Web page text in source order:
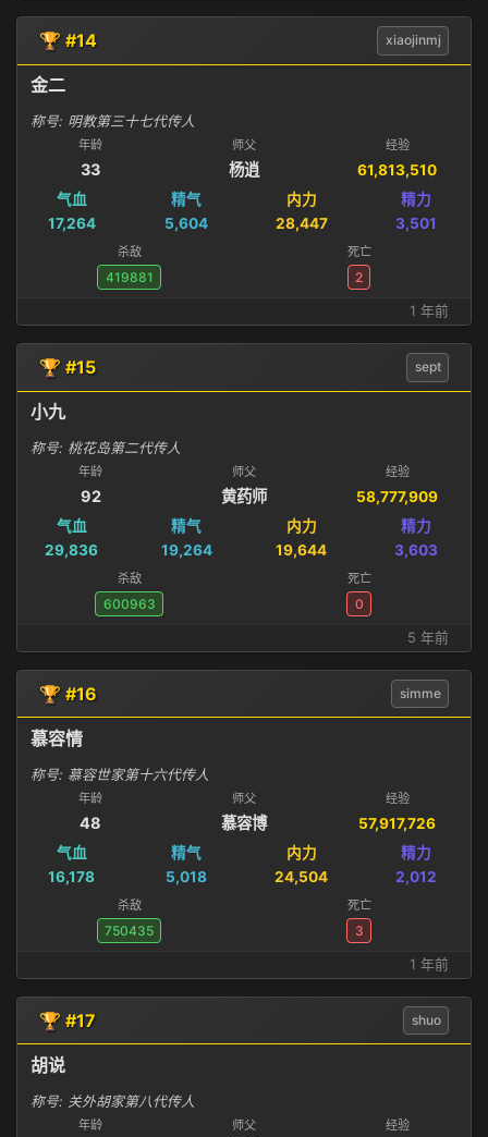
🏆 #14 xiaojinmj
金二
称号: 明教第三十七代传人
年龄
33
师父
杨逍
经验
61,813,510
气血
17,264
精气
5,604
内力
28,447
精力
3,501
杀敌
419881
死亡
2
1 年前
🏆 #15 sept
小九
称号: 桃花岛第二代传人
年龄
92
师父
黄药师
经验
58,777,909
气血
29,836
精气
19,264
内力
19,644
精力
3,603
杀敌
600963
死亡
0
5 年前
🏆 #16 simme
慕容情
称号: 慕容世家第十六代传人
年龄
48
师父
慕容博
经验
57,917,726
气血
16,178
精气
5,018
内力
24,504
精力
2,012
杀敌
750435
死亡
3
1 年前
🏆 #17 shuo
胡说
称号: 关外胡家第八代传人
年龄 师父 经验